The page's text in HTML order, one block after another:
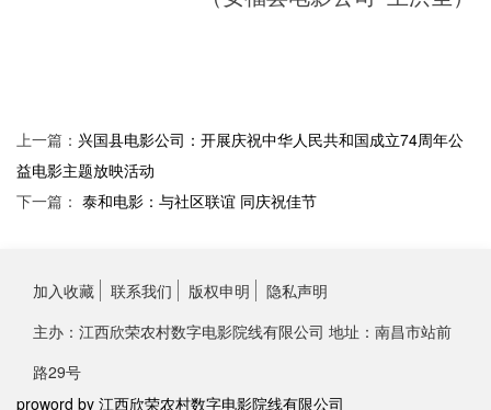
上一篇： 兴国县电影公司：开展庆祝中华人民共和国成立74周年公
益电影主题放映活动
下一篇： 泰和电影：与社区联谊 同庆祝佳节
加入收藏 联系我们 版权申明
隐私声明
主办：江西欣荣农村数字电影院线有限公司 地址：南昌市站前
路29号
proword by 江西欣荣农村数字电影院线有限公司